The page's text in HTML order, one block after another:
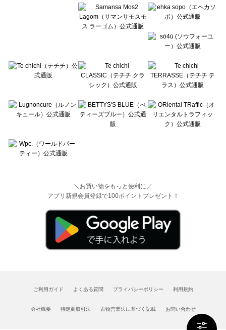
＼お買い物をもっと便利に／
アプリ新規会員登録で100ポイントプレゼント！
ご利用ガイド よくある質問 プライバシーポリシー 利用規約
会社概要 特定商取引法 古物営業法に基づく記載 お問い合わせ